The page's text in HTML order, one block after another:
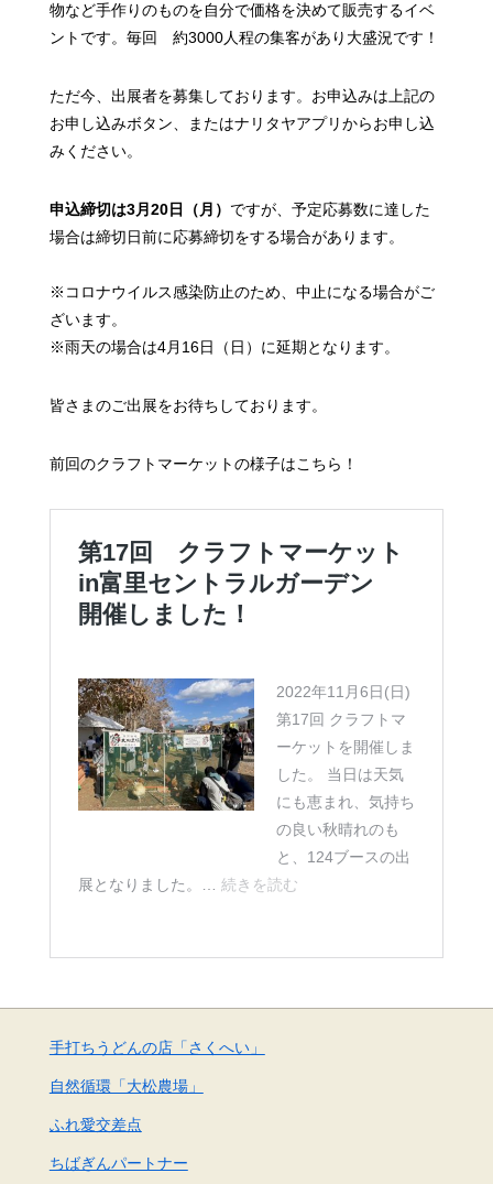
物など手作りのものを自分で価格を決めて販売するイベ
ントです。 毎回 約3000人程の集客があり大盛況です！
ただ今、出展者を募集しております。 お申込みは上記の
お申し込みボタン、またはナリタヤアプリからお申し込
みください。
申込締切は3月20日（月） ですが、予定応募数に達した
場合は締切日前に応募締切をする場合があります。
※コロナウイルス感染防止のため、中止になる場合がご
ざいます。
※雨天の場合は4月16日（日）に延期となります。
皆さまのご出展をお待ちしております。
前回のクラフトマーケットの様子はこちら！
第17回 クラフトマーケット
in富里セントラルガーデン
開催しました！
2022年11月6日(日)
第17回 クラフトマ
ーケットを開催しま
した。 当日は天気
にも恵まれ、気持ち
の良い秋晴れのも
と、124ブースの出
展となりました。… 続きを読む第
手打ちうどんの店「さくへい」
自然循環「大松農場」
ふれ愛交差点
ちばぎんパートナー